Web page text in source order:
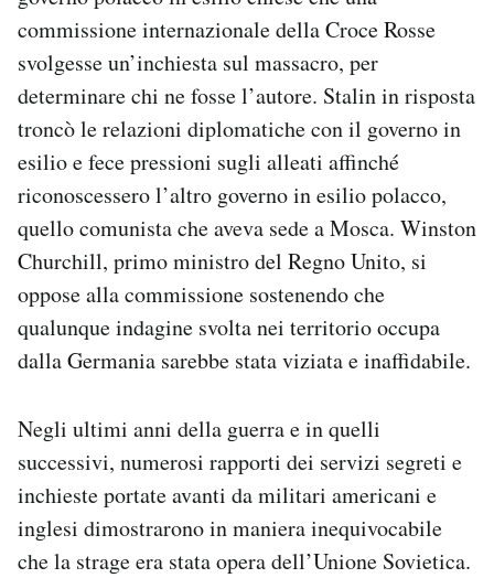
commissione internazionale della Croce Rosse
svolgesse un’inchiesta sul massacro, per
determinare chi ne fosse l’autore. Stalin in risposta
troncò le relazioni diplomatiche con il governo in
esilio e fece pressioni sugli alleati affinché
riconoscessero l’altro governo in esilio polacco,
quello comunista che aveva sede a Mosca. Winston
Churchill, primo ministro del Regno Unito, si
oppose alla commissione sostenendo che
qualunque indagine svolta nei territorio occupa
dalla Germania sarebbe stata viziata e inaffidabile.
Negli ultimi anni della guerra e in quelli
successivi, numerosi rapporti dei servizi segreti e
inchieste portate avanti da militari americani e
inglesi dimostrarono in maniera inequivocabile
che la strage era stata opera dell’Unione Sovietica.